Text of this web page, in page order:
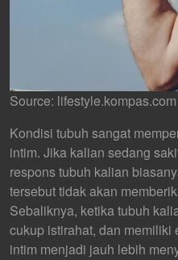
Source: lifestyle.kompas.com
Kondisi tubuh sangat
intim. Jika kalian sedang
respons tubuh kalian
tersebut tidak akan
Sebaliknya, ketika tubuh
cukup istirahat, dan
intim menjadi jauh lebih